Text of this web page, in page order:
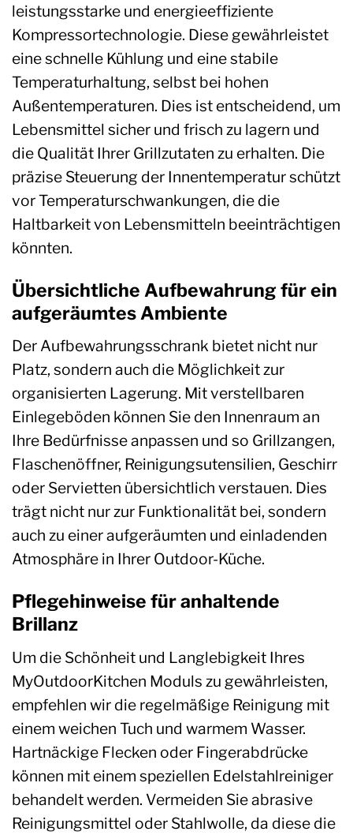
leistungsstarke und energieeffiziente
Kompressortechnologie. Diese gewährleistet
eine schnelle Kühlung und eine stabile
Temperaturhaltung, selbst bei hohen
Außentemperaturen. Dies ist entscheidend, um
Lebensmittel sicher und frisch zu lagern und
die Qualität Ihrer Grillzutaten zu erhalten. Die
präzise Steuerung der Innentemperatur schützt
vor Temperaturschwankungen, die die
Haltbarkeit von Lebensmitteln beeinträchtigen
könnten.
Übersichtliche Aufbewahrung für ein
aufgeräumtes Ambiente
Der Aufbewahrungsschrank bietet nicht nur
Platz, sondern auch die Möglichkeit zur
organisierten Lagerung. Mit verstellbaren
Einlegeböden können Sie den Innenraum an
Ihre Bedürfnisse anpassen und so Grillzangen,
Flaschenöffner, Reinigungsutensilien, Geschirr
oder Servietten übersichtlich verstauen. Dies
trägt nicht nur zur Funktionalität bei, sondern
auch zu einer aufgeräumten und einladenden
Atmosphäre in Ihrer Outdoor-Küche.
Pflegehinweise für anhaltende
Brillanz
Um die Schönheit und Langlebigkeit Ihres
MyOutdoorKitchen Moduls zu gewährleisten,
empfehlen wir die regelmäßige Reinigung mit
einem weichen Tuch und warmem Wasser.
Hartnäckige Flecken oder Fingerabdrücke
können mit einem speziellen Edelstahlreiniger
behandelt werden. Vermeiden Sie abrasive
Reinigungsmittel oder Stahlwolle, da diese die